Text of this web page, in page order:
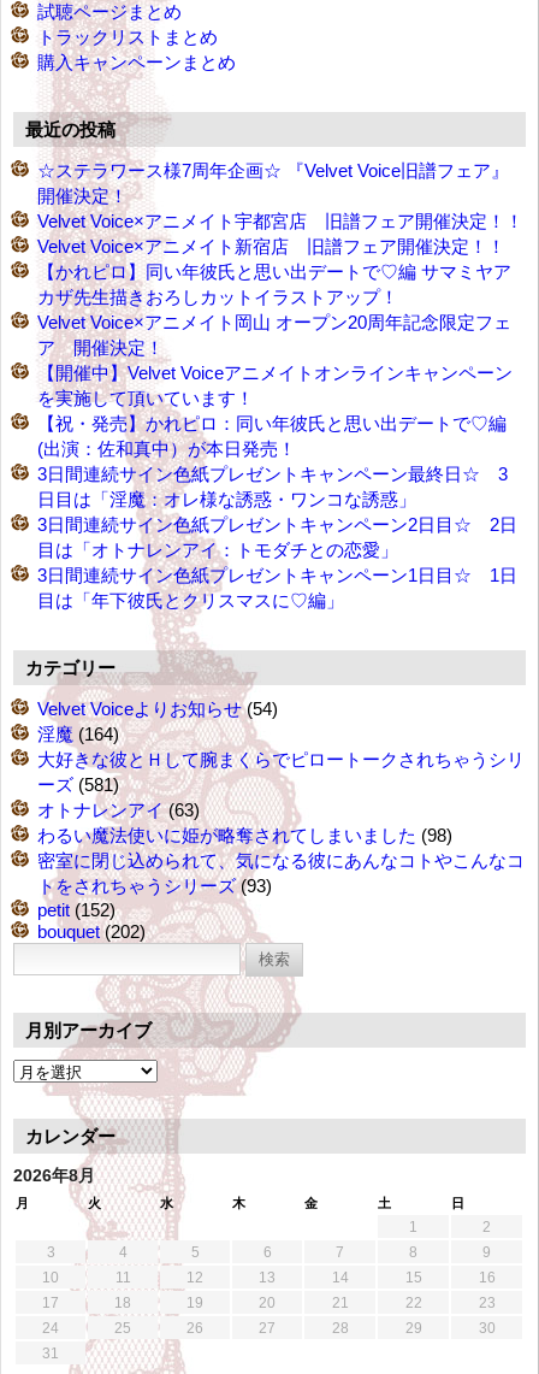
試聴ページまとめ
トラックリストまとめ
購入キャンペーンまとめ
最近の投稿
☆ステラワース様7周年企画☆ 『Velvet Voice旧譜フェア』
開催決定！
Velvet Voice×アニメイト宇都宮店 旧譜フェア開催決定！！
Velvet Voice×アニメイト新宿店 旧譜フェア開催決定！！
【かれピロ】同い年彼氏と思い出デートで♡編 サマミヤア
カザ先生描きおろしカットイラストアップ！
Velvet Voice×アニメイト岡山 オープン20周年記念限定フェ
ア 開催決定！
【開催中】Velvet Voiceアニメイトオンラインキャンペーン
を実施して頂いています！
【祝・発売】かれピロ：同い年彼氏と思い出デートで♡編
(出演：佐和真中）が本日発売！
3日間連続サイン色紙プレゼントキャンペーン最終日☆ 3
日目は「淫魔：オレ様な誘惑・ワンコな誘惑」
3日間連続サイン色紙プレゼントキャンペーン2日目☆ 2日
目は「オトナレンアイ：トモダチとの恋愛」
3日間連続サイン色紙プレゼントキャンペーン1日目☆ 1日
目は「年下彼氏とクリスマスに♡編」
カテゴリー
Velvet Voiceよりお知らせ(54)
淫魔 (164)
大好きな彼とＨして腕まくらでピロートークされちゃうシリ
ーズ (581)
オトナレンアイ(63)
わるい魔法使いに姫が略奪されてしまいました (98)
密室に閉じ込められて、気になる彼にあんなコトやこんなコ
トをされちゃうシリーズ(93)
petit (152)
bouquet(202)
索:
月別アーカイブ
月
ア
ー
カ
イ
カレンダー
2026年8月
月 火 水 木 金 土 日
1
2
3
4 5 6 7 8
9
10
11 12 13 14 15
16
17
18 19 20 21 22
23
24
25 26 27 28 29
30
31